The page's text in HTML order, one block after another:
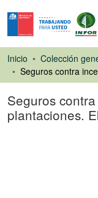
Inicio Colección
Seguros
plantaciones.